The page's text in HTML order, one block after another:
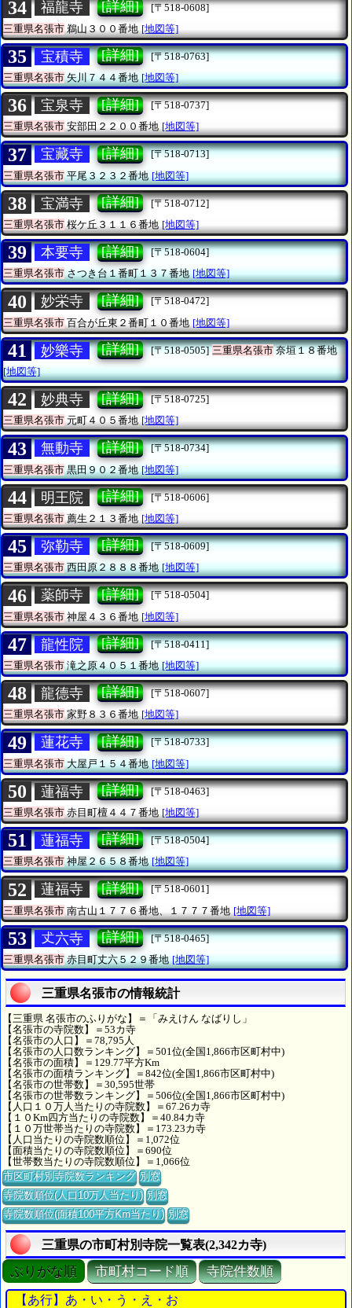
34 福龍寺 [詳細]
[〒518-0608]
三重県名張市 鵜山３００番地 [地図等]
35 宝積寺 [詳細]
[〒518-0763]
三重県名張市矢川７４４番地 [地図等]
36 宝泉寺 [詳細]
[〒518-0737]
三重県名張市安部田２２００番地 [地図等]
37 宝藏寺 [詳細]
[〒518-0713]
三重県名張市平尾３２３２番地 [地図等]
38 宝満寺 [詳細]
[〒518-0712]
三重県名張市桜ケ丘３１１６番地 [地図等]
39 本要寺 [詳細]
[〒518-0604]
三重県名張市さつき台１番町１３７番地 [地図等]
40 妙栄寺 [詳細]
[〒518-0472]
三重県名張市 百合が丘東２番町１０番地 [地図等]
41 妙樂寺 [詳細] [〒518-0505] 三重県名張市奈垣１８番地
[地図等]
42 妙典寺 [詳細]
[〒518-0725]
三重県名張市元町４０５番地 [地図等]
43 無動寺 [詳細]
[〒518-0734]
三重県名張市黒田９０２番地 [地図等]
44 明王院 [詳細]
[〒518-0606]
三重県名張市薦生２１３番地 [地図等]
45 弥勒寺 [詳細]
[〒518-0609]
三重県名張市西田原２８８８番地 [地図等]
46 薬師寺 [詳細]
[〒518-0504]
三重県名張市 神屋４３６番地 [地図等]
47 龍性院 [詳細]
[〒518-0411]
三重県名張市滝之原４０５１番地 [地図等]
48 龍德寺 [詳細]
[〒518-0607]
三重県名張市家野８３６番地 [地図等]
49 蓮花寺 [詳細]
[〒518-0733]
三重県名張市大屋戸１５４番地 [地図等]
50 蓮福寺 [詳細]
[〒518-0463]
三重県名張市赤目町檀４４７番地 [地図等]
51 蓮福寺 [詳細]
[〒518-0504]
三重県名張市神屋２６５８番地 [地図等]
52 蓮福寺 [詳細]
[〒518-0601]
三重県名張市 南古山１７７６番地、１７７７番地 [地図等]
53 𠀋六寺 [詳細]
[〒518-0465]
三重県名張市赤目町丈六５２９番地 [地図等]
三重県名張市の情報統計
【三重県 名張市のふりがな】＝「みえけん なばりし」
【名張市の寺院数】＝53カ寺
【名張市の人口】＝78,795人
【名張市の人口数ランキング】＝501位(全国1,866市区町村中)
【名張市の面積】＝129.77平方Km
【名張市の面積ランキング】＝842位(全国1,866市区町村中)
【名張市の世帯数】＝30,595世帯
【名張市の世帯数ランキング】＝506位(全国1,866市区町村中)
【人口１０万人当たりの寺院数】＝67.26カ寺
【１０Km四方当たりの寺院数】＝40.84カ寺
【１０万世帯当たりの寺院数】＝173.23カ寺
【人口当たりの寺院数順位】＝1,072位
【面積当たりの寺院数順位】＝690位
【世帯数当たりの寺院数順位】＝1,066位
市区町村別寺院数ランキング 別窓
寺院数順位(人口10万人当たり) 別窓
寺院数順位(面積100平方Km当たり) 別窓
三重県の市町村別寺院一覧表(2,342カ寺)
ぶりがな順 市町村コード順 寺院件数順
【あ行】あ・い・う・え・お